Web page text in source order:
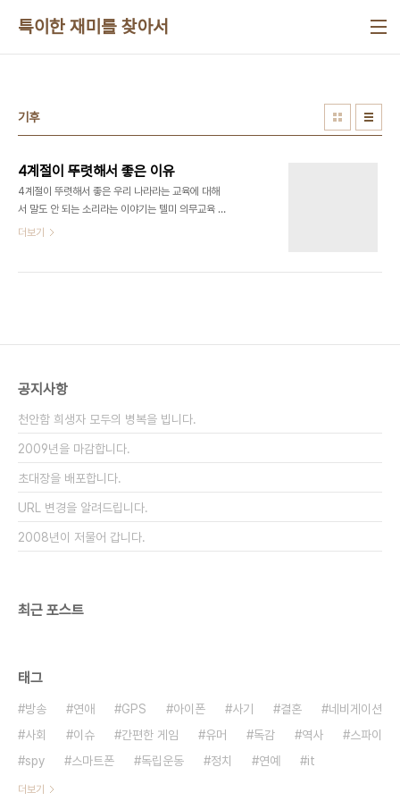
특이한 재미를 찾아서
기후
4계절이 뚜렷해서 좋은 이유
4계절이 뚜렷해서 좋은 우리 나라라는 교육에 대해
서 말도 안 되는 소리라는 이야기는 텔미 의무교육 다
받고 나서야 깨닫게 되었습니다. 뭐 주입식 교육 중에
나라. 4계절이 뚜렷해서 여름방학 겨울방학 다 있는
은 나라. 4계절이 뚜렷해서 준비 정신이 심어..
더보기
공지사항
천안함 희생자 모두의 병복을 빕니다.
2009년을 마감합니다.
초대장을 배포합니다.
URL 변경을 알려드립니다.
2008년이 저물어 갑니다.
최근 포스트
태그
방송 연애 GPS 아이폰 사기 결혼
네비게이션
사회
이슈 간편한 게임 유머 독감 역사
스파이
spy
스마트폰 독립운동 정치 연예 it
더보기